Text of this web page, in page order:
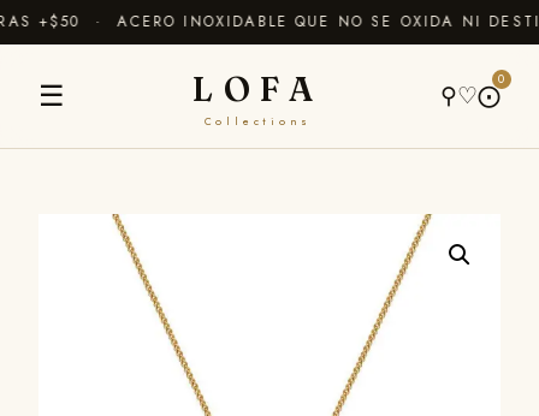
+$50 · ACERO INOXIDABLE QUE NO SE OXIDA NI
☰ LOFA
Collections
⚲♡⨀
0